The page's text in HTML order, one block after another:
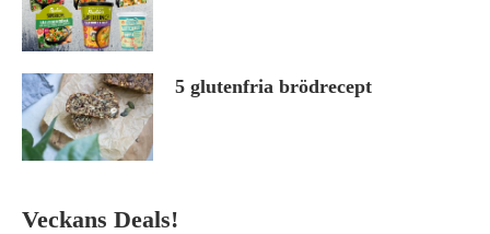
5 glutenfria brödrecept
Veckans Deals!